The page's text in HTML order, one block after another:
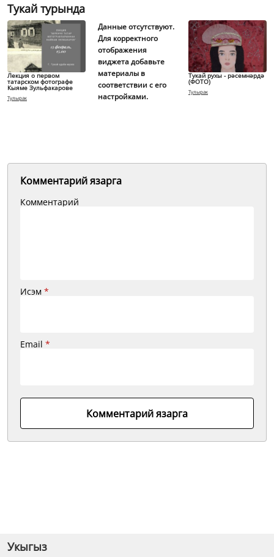
Тукай турында
Лекция о первом
татарском фотографе
Кыяме Зульфакарове
Тулырак
Данные отсутствуют.
Для корректного
отображения
виджета добавьте
материалы в
соответствии с его
настройками.
Тукай рухы - рәсемнәрдә
(ФОТО)
Тулырак
Комментарий язарга
Комментарий
Исэм *
Email *
Комментарий язарга
Укыгыз